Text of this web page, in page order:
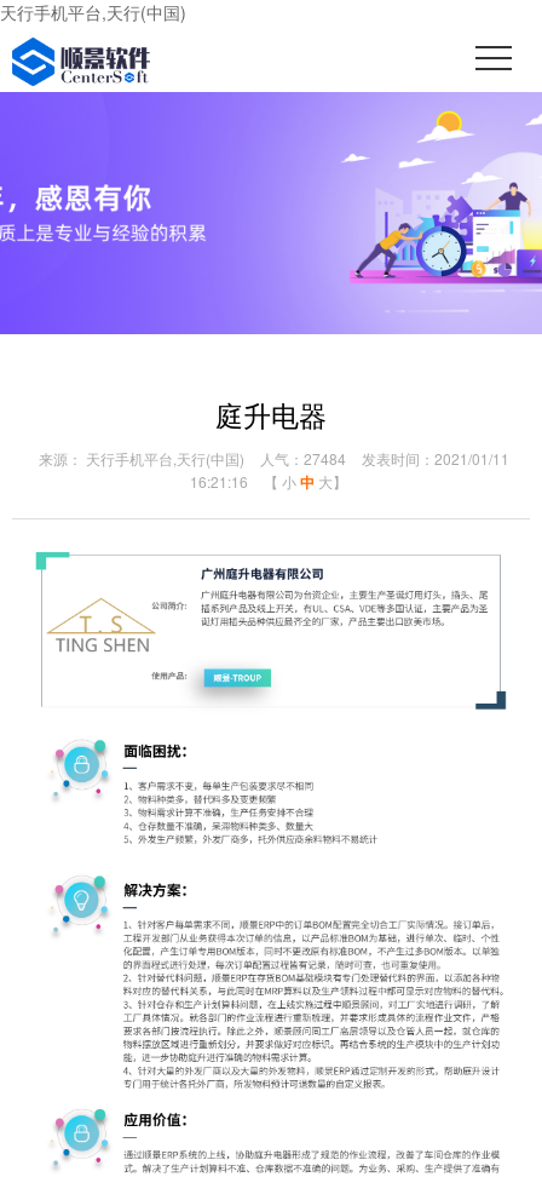
天行手机平台,天行(中国)
庭升电器
来源： 天行手机平台,天行(中国) 人气：27484
发表时间：2021/01/11
16:21:16
【 小 中 大】